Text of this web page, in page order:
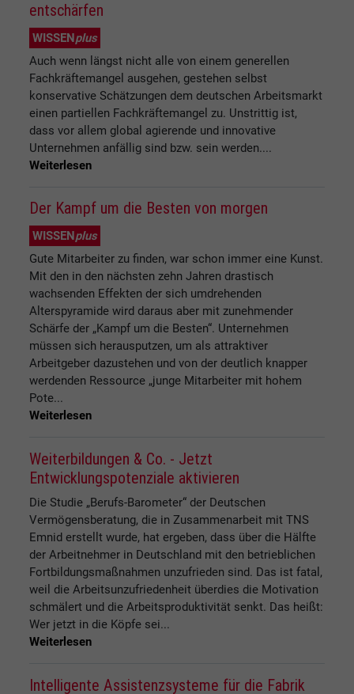
entschärfen
WISSENplus
Auch wenn längst nicht alle von einem generellen
Fachkräftemangel ausgehen, gestehen selbst
konservative Schätzungen dem deutschen Arbeitsmarkt
einen partiellen Fachkräftemangel zu. Unstrittig ist,
dass vor allem global agierende und innovative
Unternehmen anfällig sind bzw. sein werden....
Weiterlesen
Der Kampf um die Besten von morgen
WISSEN plus
Gute Mitarbeiter zu finden, war schon immer eine Kunst.
Mit den in den nächsten zehn Jahren drastisch
wachsenden Effekten der sich umdrehenden
Alterspyramide wird daraus aber mit zunehmender
Schärfe der „Kampf um die Besten“. Unternehmen
müssen sich herausputzen, um als attraktiver
Arbeitgeber dazustehen und von der deutlich knapper
werdenden Ressource „junge Mitarbeiter mit hohem
Pote...
Weiterlesen
Weiterbildungen & Co. - Jetzt
Entwicklungspotenziale aktivieren
Die Studie „Berufs-Barometer“ der Deutschen
Vermögensberatung, die in Zusammenarbeit mit TNS
Emnid erstellt wurde, hat ergeben, dass über die Hälfte
der Arbeitnehmer in Deutschland mit den betrieblichen
Fortbildungsmaßnahmen unzufrieden sind. Das ist fatal,
weil die Arbeitsunzufriedenheit überdies die Motivation
schmälert und die Arbeitsproduktivität senkt. Das heißt:
Wer jetzt in die Köpfe sei...
Weiterlesen
Intelligente Assistenzsysteme für die Fabrik